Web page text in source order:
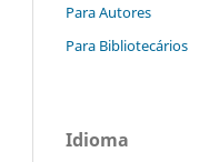
Para Autores
Para Bibliotecários
Idioma